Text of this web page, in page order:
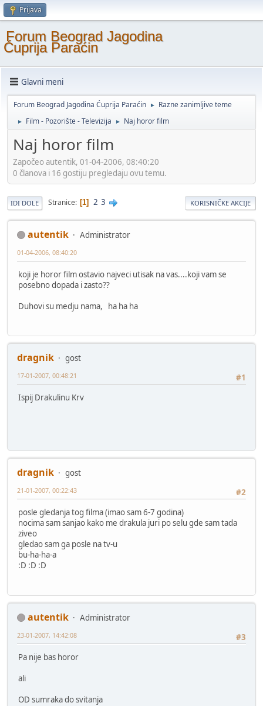
Prijava
Forum Beograd Jagodina
Ćuprija Paraćin
Glavni meni
Forum Beograd Jagodina Ćuprija Paraćin ► Razne zanimljive teme
► Film - Pozorište - Televizija ► Naj horor film
Naj horor film
Započeo autentik, 01-04-2006, 08:40:20
0 članova i 16 gostiju pregledaju ovu temu.
IDI DOLE Stranice 1 2 3 KORISNIČKE AKCIJE
autentik Administrator
01-04-2006, 08:40:20
koji je horor film ostavio najveci utisak na vas....koji vam se
posebno dopada i zasto??
Duhovi su medju nama, ha ha ha
dragnik
gost
#1
17-01-2007, 00:48:21
Ispij Drakulinu Krv
dragnik
gost
#2
21-01-2007, 00:22:43
posle gledanja tog filma (imao sam 6-7 godina)
nocima sam sanjao kako me drakula juri po selu gde sam tada
ziveo
gledao sam ga posle na tv-u
bu-ha-ha-a
:D :D :D
autentik
Administrator
#3
23-01-2007, 14:42:08
Pa nije bas horor
ali
OD sumraka do svitanja